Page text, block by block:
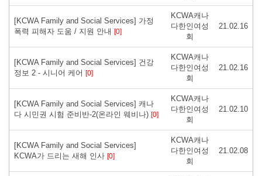
[KCWA Family and Social Services] 가정
폭력 피해자 도움 / 지원 안내 [0]
KCWA캐나
다한인여성
회
21.02.16
[KCWA Family and Social Services] 건강
정보 2 - 시니어 케어 [0]
KCWA캐나
다한인여성
회
21.02.16
[KCWA Family and Social Services] 캐나
다 시민권 시험 준비반-2(온라인 웨비나) [0]
KCWA캐나
다한인여성
회
21.02.10
[KCWA Family and Social Services]
KCWA가 드리는 새해 인사 [0]
KCWA캐나
다한인여성
회
21.02.08